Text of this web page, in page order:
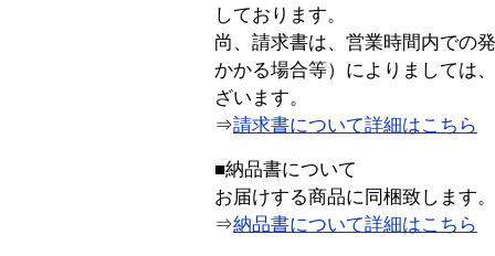
しております。
尚、請求書は、営業時間内での
かかる場合等）によりましては
ざいます。
⇒請求書について詳細はこちら
■納品書について
お届けする商品に同梱致します。
⇒納品書について詳細はこちら